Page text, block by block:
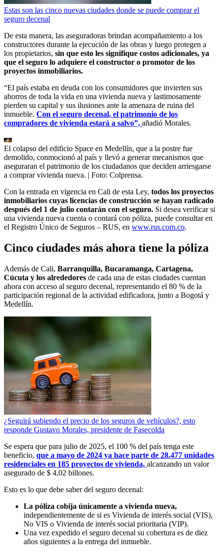
Estas son las cinco nuevas ciudades donde se puede comprar el
seguro decenal
De esta manera, las aseguradoras brindan acompañamiento a los
constructores durante la ejecución de las obras y luego protegen a
los propietarios, sin que esto les signifique costos adicionales, ya
que el seguro lo adquiere el constructor o promotor de los
proyectos inmobiliarios.
“El país estaba en deuda con los consumidores que invierten sus
ahorros de toda la vida en una vivienda nueva y lastimosamente
pierden su capital y sus ilusiones ante la amenaza de ruina del
inmueble. Con el seguro decenal, el patrimonio de los
compradores de vivienda estará a salvo”, añadió Morales.
El colapso del edificio Space en Medellín, que a la postre fue
demolido, conmocionó al país y llevó a generar mecanismos que
aseguraran el patrimonio de los ciudadanos que deciden arriesgarse
a comprar vivienda nueva. | Foto: Colprensa.
Con la entrada en vigencia en Cali de esta Ley, todos los proyectos
inmobiliarios cuyas licencias de construcción se hayan radicado
después del 1 de julio contarán con el seguro. Si desea verificar si
una vivienda nueva cuenta o contará con póliza, puede consultar en
el Registro Único de Seguros – RUS, en www.rus.com.co.
Cinco ciudades más ahora tiene la póliza
Además de Cali, Barranquilla, Bucaramanga, Cartagena,
Cúcuta y los alrededores de cada una de estas ciudades cuentan
ahora con acceso al seguro decenal, representando el 80 % de la
participación regional de la actividad edificadora, junto a Bogotá y
Medellín.
¿Seguirá subiendo el precio de los seguros de vehículos?, esto
responde Gustavo Morales, presidente de Fasecolda
Se espera que para julio de 2025, el 100 % del país tenga este
beneficio, que a mayo de 2024 ya hace parte de 28.477 unidades
residenciales en 185 proyectos de vivienda, alcanzando un valor
asegurado de $ 4,02 billones.
Esto es lo que debe saber del seguro decenal:
La póliza cobija únicamente a vivienda nueva,
independientemente de si es Vivienda de interés social (VIS),
No VIS o Vivienda de interés social prioritaria (VIP).
Una vez expedido el seguro decenal su cobertura es de diez
años siguientes a la entrega del inmueble.